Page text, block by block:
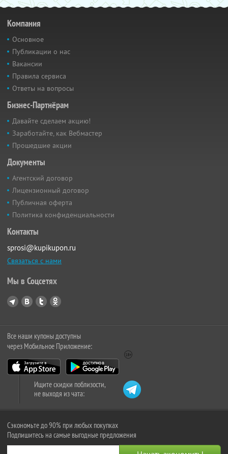
Компания
Основное
Публикации о нас
Вакансии
Правила сервиса
Ответы на вопросы
Бизнес-Партнёрам
Давайте сделаем акцию!
Заработайте, как Вебмастер
Прошедшие акции
Документы
Агентский договор
Лицензионный договор
Публичная оферта
Политика конфиденциальности
Контакты
sprosi@kupikupon.ru
Связаться с нами
Мы в Соцсетях
Все наши купоны доступны
через Мобильное Приложение:
Ищите скидки поблизости,
не выходя из чата:
Сэкономьте до 90% при любых покупках
Подпишитесь на самые выгодные предложения